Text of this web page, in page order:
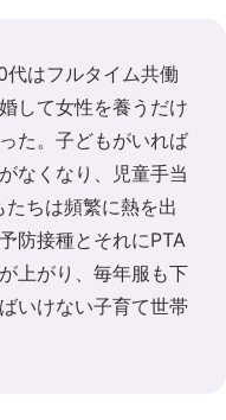
代はフルタイム共働
して女性を養うだけ
た。子どもがいれば
なくなり、児童手当
たちは頻繁に熱を出
防接種とそれにPTA
上がり、毎年服も下
いけない子育て世帯